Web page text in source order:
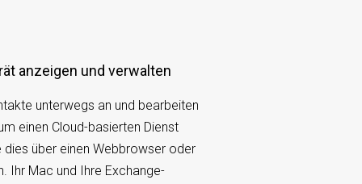
anzeigen und verwalten
unterwegs an und bearbeiten
einen Cloud-basierten Dienst
dies über einen Webbrowser oder
Ihr Mac und Ihre Exchange-